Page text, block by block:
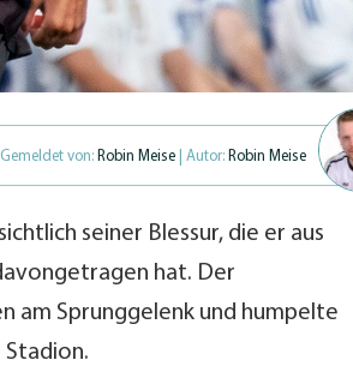
Gemeldet von: Robin Meise | Autor: Robin Meise
seiner Blessur, die er aus
hat. Der
am Sprunggelenk und humpelte
Stadion.